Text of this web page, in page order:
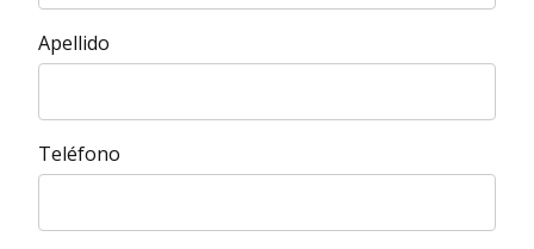
Apellido
Teléfono